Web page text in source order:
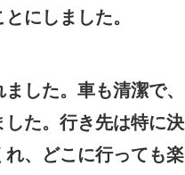
にしました。
した。車も清潔で、
た。行き先は特に決
、どこに行っても楽